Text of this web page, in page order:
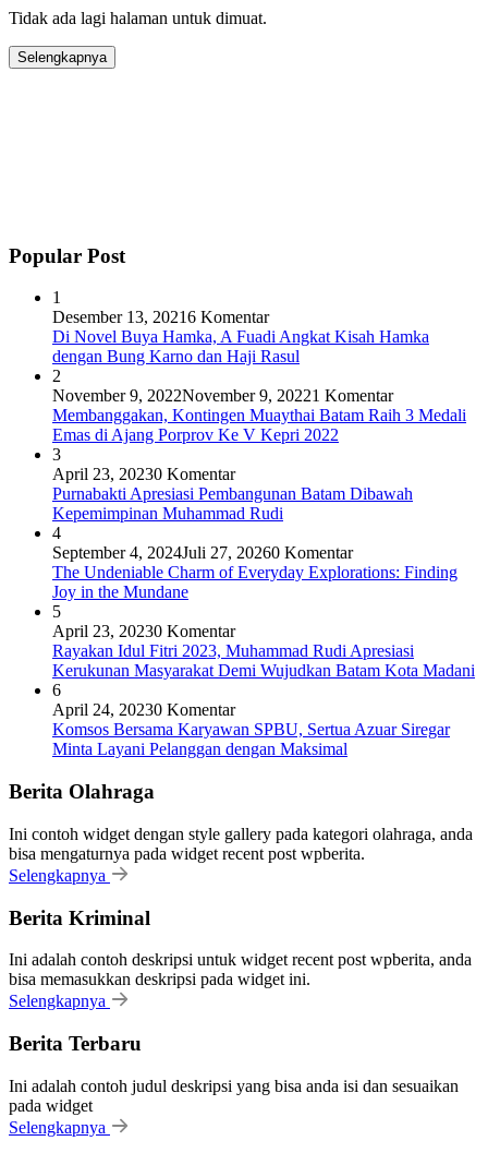
Tidak ada lagi halaman untuk dimuat.
Selengkapnya
Popular Post
1
Desember 13, 20216 Komentar
Di Novel Buya Hamka, A Fuadi Angkat Kisah Hamka
dengan Bung Karno dan Haji Rasul
2
November 9, 2022November 9, 20221 Komentar
Membanggakan, Kontingen Muaythai Batam Raih 3 Medali
Emas di Ajang Porprov Ke V Kepri 2022
3
April 23, 20230 Komentar
Purnabakti Apresiasi Pembangunan Batam Dibawah
Kepemimpinan Muhammad Rudi
4
September 4, 2024Juli 27, 20260 Komentar
The Undeniable Charm of Everyday Explorations: Finding
Joy in the Mundane
5
April 23, 20230 Komentar
Rayakan Idul Fitri 2023, Muhammad Rudi Apresiasi
Kerukunan Masyarakat Demi Wujudkan Batam Kota Madani
6
April 24, 20230 Komentar
Komsos Bersama Karyawan SPBU, Sertua Azuar Siregar
Minta Layani Pelanggan dengan Maksimal
Berita Olahraga
Ini contoh widget dengan style gallery pada kategori olahraga, anda
bisa mengaturnya pada widget recent post wpberita.
Selengkapnya
Berita Kriminal
Ini adalah contoh deskripsi untuk widget recent post wpberita, anda
bisa memasukkan deskripsi pada widget ini.
Selengkapnya
Berita Terbaru
Ini adalah contoh judul deskripsi yang bisa anda isi dan sesuaikan
pada widget
Selengkapnya